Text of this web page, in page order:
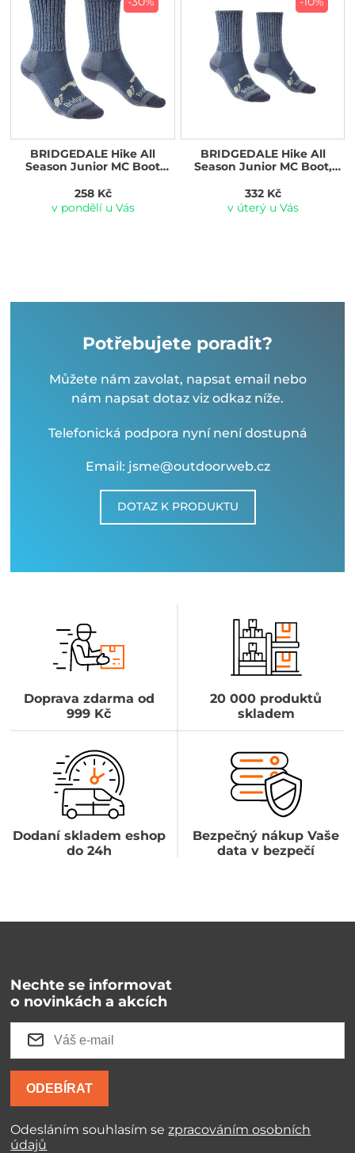
BRIDGEDALE Hike All
Season Junior MC Boot
258 Kč
v pondělí u Vás
BRIDGEDALE Hike All
Season Junior MC Boot,
332 Kč
v úterý u Vás
Potřebujete poradit?
Můžete nám zavolat, napsat email nebo
nám napsat dotaz viz odkaz níže.
Telefonická podpora nyní není dostupná
Email: jsme@outdoorweb.cz
DOTAZ K PRODUKTU
Doprava zdarma od
999 Kč
20 000 produktů
skladem
Dodaní skladem eshop
do 24h
Bezpečný nákup Vaše
data v bezpečí
Nechte se informovat
o novinkách a akcích
ODEBÍRAT
Odesláním souhlasím sezpracováním osobních
údajů